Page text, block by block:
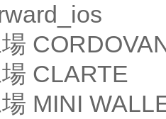
CLARTE
MINI